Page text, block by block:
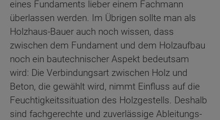
eines Fundaments lieber einem Fachmann
überlassen werden. Im Übrigen sollte man als
Holzhaus-Bauer auch noch wissen, dass
zwischen dem Fundament und dem Holzaufbau
noch ein bautechnischer Aspekt bedeutsam
wird: Die Verbindungsart zwischen Holz und
Beton, die gewählt wird, nimmt Einfluss auf die
Feuchtigkeitssituation des Holzgestells. Deshalb
sind fachgerechte und zuverlässige Ableitungs-